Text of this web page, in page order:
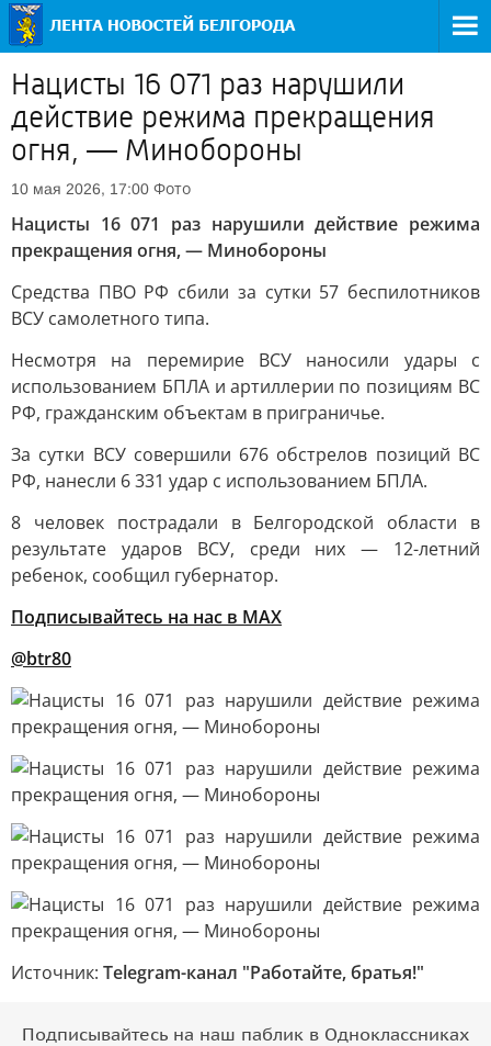
Нацисты 16 071 раз нарушили
действие режима прекращения
огня, — Минобороны
10 мая 2026, 17:00 Фото
Нацисты 16 071 раз нарушили действие режима
прекращения огня, — Минобороны
Средства ПВО РФ сбили за сутки 57 беспилотников
ВСУ самолетного типа.
Несмотря на перемирие ВСУ наносили удары с
использованием БПЛА и артиллерии по позициям ВС
РФ, гражданским объектам в приграничье.
За сутки ВСУ совершили 676 обстрелов позиций ВС
РФ, нанесли 6 331 удар с использованием БПЛА.
8 человек пострадали в Белгородской области в
результате ударов ВСУ, среди них — 12-летний
ребенок, сообщил губернатор.
Подписывайтесь на нас в MAX
@btr80
Источник: Telegram-канал "Работайте, братья!"
Подписывайтесь на наш паблик в Одноклассниках